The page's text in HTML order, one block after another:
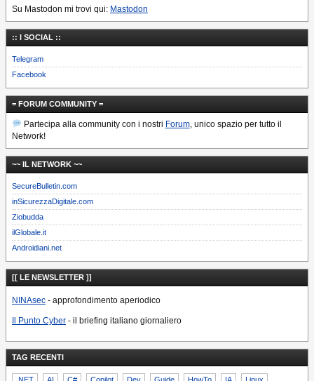
Su Mastodon mi trovi qui: Mastodon
:: I SOCIAL ::
Telegram
Facebook
= FORUM COMMUNITY =
Partecipa alla community con i nostri Forum, unico spazio per tutto il
Network!
~~ IL NETWORK ~~
SecureBulletin.com
inSicurezzaDigitale.com
Ziobudda
ilGlobale.it
Androidiani.net
[[ LE NEWSLETTER ]]
NINAsec - approfondimento aperiodico
Il Punto Cyber - il briefing italiano giornaliero
TAG RECENTI